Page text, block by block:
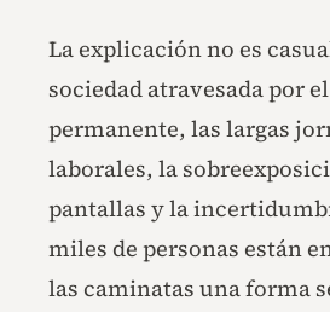
La explicación no es
sociedad atravesada por
permanente, las largas
laborales, la
pantallas y la
miles de personas están
las caminatas una forma